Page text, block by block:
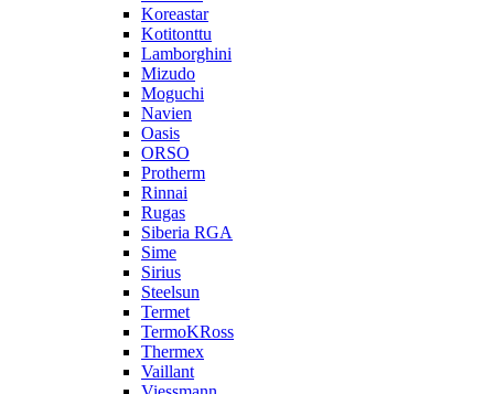
Koreastar
Kotitonttu
Lamborghini
Mizudo
Moguchi
Navien
Oasis
ORSO
Protherm
Rinnai
Rugas
Siberia RGA
Sime
Sirius
Steelsun
Termet
TermoKRoss
Thermex
Vaillant